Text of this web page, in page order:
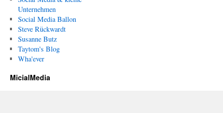
Unternehmen
Social Media Ballon
Steve Rückwardt
Susanne Butz
Taytom's Blog
Wha'ever
MicialMedia